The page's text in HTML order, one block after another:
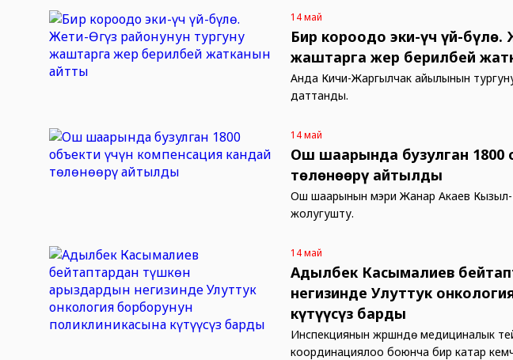
14 май
Бир короодо эки-үч үй-бүлө.
жаштарга жер берилбей
Анда Кичи-Жаргылчак айылынын
даттанды.
14 май
Ош шаарында бузулган 1800
төлөнөөрү айтылды
Ош шаарынын мэри Жанар Акаев Кызыл-
жолугушту.
14 май
Адылбек Касымалиев
негизинде Улуттук
күтүүсүз барды
Инспекциянын жүрүшүндө медициналык
координациялоо боюнча бир катар